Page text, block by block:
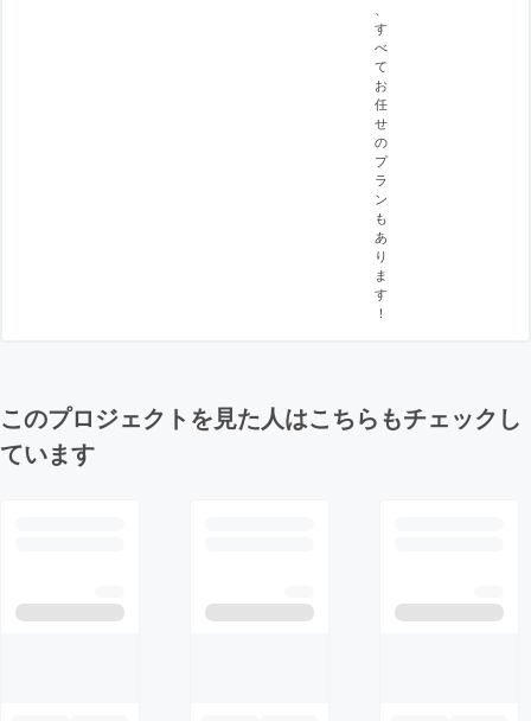
す
べ
て
お
任
せ
の
プ
ラ
ン
も
あ
り
ま
す
！
このプロジェクトを見た人はこちらもチェックし
ています